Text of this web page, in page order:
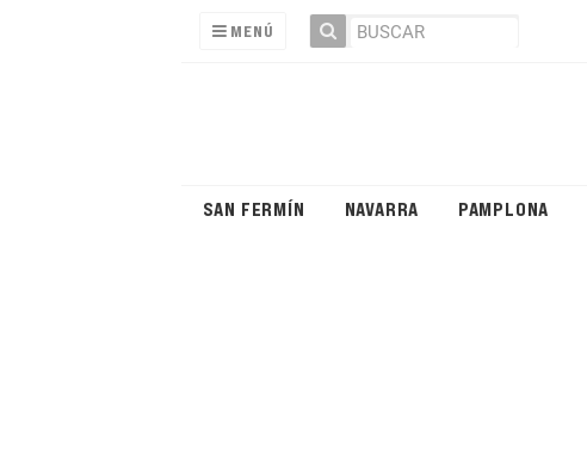
MENÚ
SAN FERMÍN NAVARRA PAMPLONA